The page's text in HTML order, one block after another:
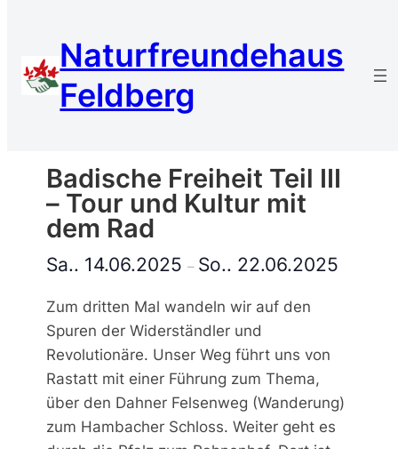
Naturfreundehaus
Feldberg
« Alle Veranstaltungen
Diese Veranstaltung hat bereits
Badische Freiheit Teil III
– Tour und Kultur mit
dem Rad
Sa.. 14.06.2025 – So.. 22.06.2025
Zum dritten Mal wandeln wir auf den
Spuren der Widerständler und
Revolutionäre. Unser Weg führt uns von
Rastatt mit einer Führung zum Thema,
über den Dahner Felsenweg (Wanderung)
zum Hambacher Schloss. Weiter geht es